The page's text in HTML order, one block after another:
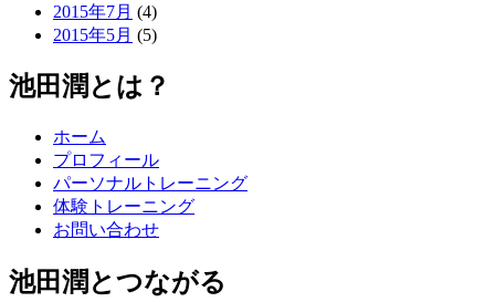
2015年7月 (4)
2015年5月 (5)
池田潤とは？
ホーム
プロフィール
パーソナルトレーニング
体験トレーニング
お問い合わせ
池田潤とつながる